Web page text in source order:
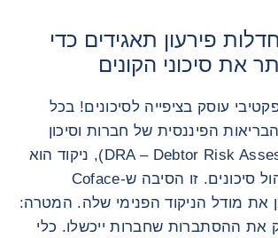
חדלות פירעון תאגידים כדי
את סיכוני הקונים
עוסק בציפייה לסיכונים! בכל
הפיננסית של חברות וסיכון
הקונים (DRA – Debtor Risk Assessment), ניקוד הוא
מרכיב חיוני בניהול סיכונים. זו הסיבה ש-Coface
את מודל הניקוד הפנימי שלה. המטרה:
את ההסתברות שחברות ייכשלו. כלי